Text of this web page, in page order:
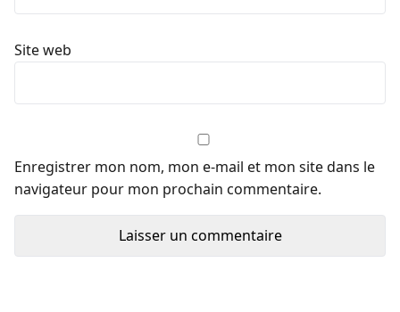
Site web
Enregistrer mon nom, mon e-mail et mon site dans le
navigateur pour mon prochain commentaire.